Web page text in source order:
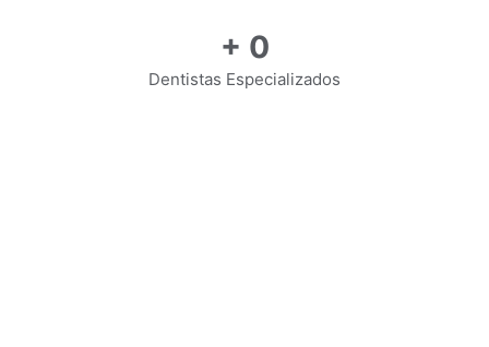
+ 0
Dentistas Especializados